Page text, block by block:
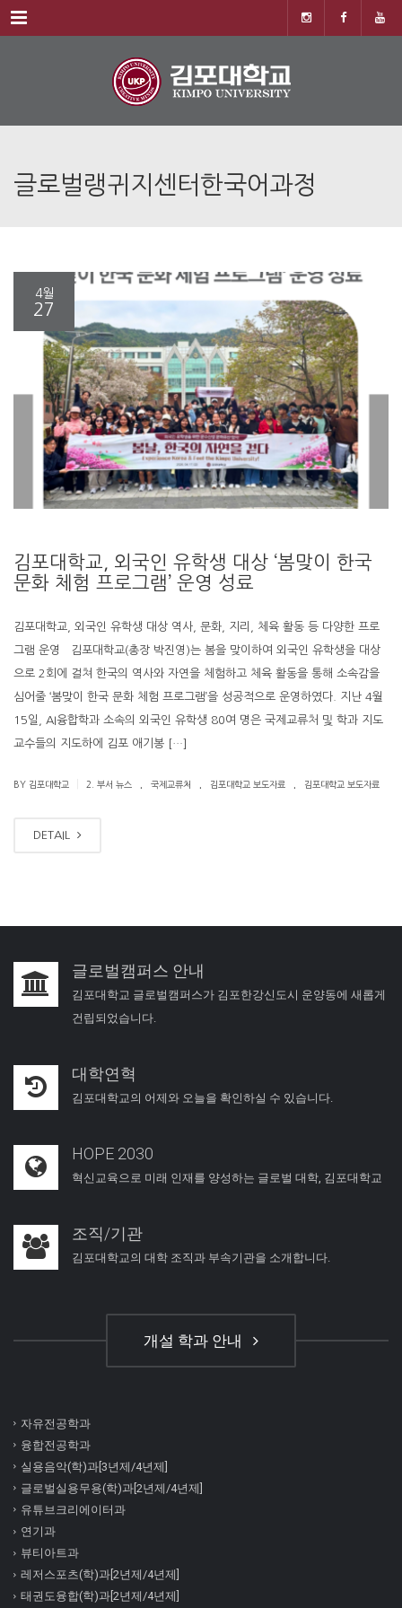
Menu
글로벌랭귀지센터한국어과정
4월
27
김포대학교, 외국인 유학생 대상 ‘봄맞이 한국
문화 체험 프로그램’ 운영 성료
김포대학교, 외국인 유학생 대상 역사, 문화, 지리, 체육 활동 등 다양한 프로
그램 운영 김포대학교(총장 박진영)는 봄을 맞이하여 외국인 유학생을 대상
으로 2회에 걸쳐 한국의 역사와 자연을 체험하고 체육 활동을 통해 소속감을
심어줄 ‘봄맞이 한국 문화 체험 프로그램’을 성공적으로 운영하였다. 지난 4월
15일, AI융합학과 소속의 외국인 유학생 80여 명은 국제교류처 및 학과 지도
교수들의 지도하에 김포 애기봉 […]
BY 김포대학교 2. 부서 뉴스 국제교류처 김포대학교 보도자료 김포대학교 보도자료
DETAIL
글로벌캠퍼스 안내
김포대학교 글로벌캠퍼스가 김포한강신도시 운양동에 새롭게
건립되었습니다.
대학연혁
김포대학교의 어제와 오늘을 확인하실 수 있습니다.
HOPE 2030
혁신교육으로 미래 인재를 양성하는 글로벌 대학, 김포대학교
조직/기관
김포대학교의 대학 조직과 부속기관을 소개합니다.
개설 학과 안내
자유전공학과
융합전공학과
실용음악(학)과[3년제/4년제]
글로벌실용무용(학)과[2년제/4년제]
유튜브크리에이터과
연기과
뷰티아트과
레저스포츠(학)과[2년제/4년제]
태권도융합(학)과[2년제/4년제]